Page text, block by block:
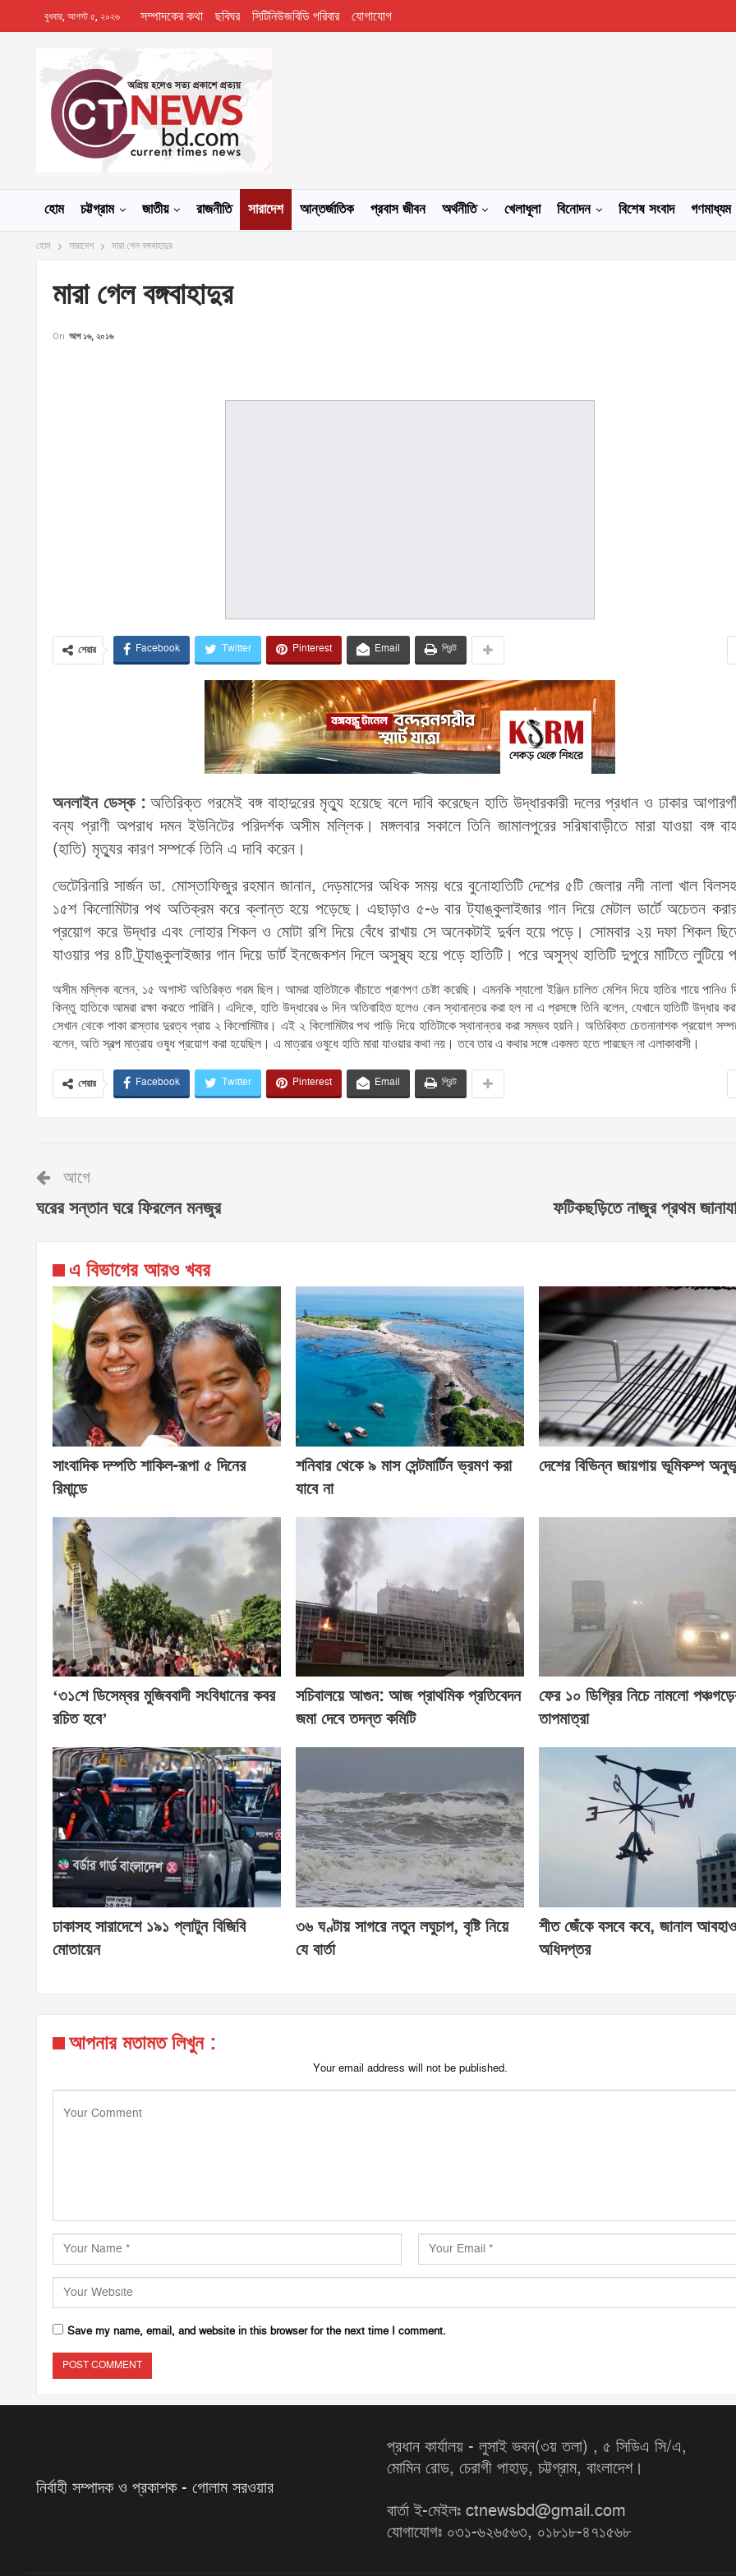
বুধবার, আগস্ট ৫, ২০২৬ সম্পাদকের কথা ছবিঘর সিটিনিউজবিডি পরিবার যোগাযোগ
হোম চট্টগ্রাম জাতীয় রাজনীতি সারাদেশ আন্তর্জাতিক প্রবাস জীবন অর্থনীতি খেলাধূলা বিনোদন বিশেষ সংবাদ গণমাধ্যম
হোম সারাদেশ মারা গেল বঙ্গবাহাদুর
মারা গেল বঙ্গবাহাদুর
On আগ ১৬, ২০১৬
শেয়ার Facebook Twitter Pinterest Email প্রিন্ট
অনলাইন ডেস্ক : অতিরিক্ত গরমেই বঙ্গ বাহাদুরের মৃত্যু হয়েছে বলে দাবি করেছেন হাতি উদ্ধারকারী দলের প্রধান ও ঢাকার
বন্য প্রাণী অপরাধ দমন ইউনিটের পরিদর্শক অসীম মল্লিক। মঙ্গলবার সকালে তিনি জামালপুরের সরিষাবাড়ীতে মারা যাওয়া বঙ্গ
(হাতি) মৃত্যুর কারণ সম্পর্কে তিনি এ দাবি করেন।
ভেটেরিনারি সার্জন ডা. মোস্তাফিজুর রহমান জানান, দেড়মাসের অধিক সময় ধরে বুনোহাতিটি দেশের ৫টি জেলার নদী নালা খাল
১৫শ কিলোমিটার পথ অতিক্রম করে ক্লান্ত হয়ে পড়েছে। এছাড়াও ৫-৬ বার ট্যাঙ্কুলাইজার গান দিয়ে মেটাল ডার্টে অচেতন
প্রয়োগ করে উদ্ধার এবং লোহার শিকল ও মোটা রশি দিয়ে বেঁধে রাখায় সে অনেকটাই দুর্বল হয়ে পড়ে। সোমবার ২য় দফা শিকল
যাওয়ার পর ৪টি ট্র্যাঙ্কুলাইজার গান দিয়ে ডার্ট ইনজেকশন দিলে অসুস্থ্য হয়ে পড়ে হাতিটি। পরে অসুস্থ হাতিটি দুপুরে মাটিতে লুটিয়ে
অসীম মল্লিক বলেন, ১৫ অগাস্ট অতিরিক্ত গরম ছিল। আমরা হাতিটাকে বাঁচাতে প্রাণপণ চেষ্টা করেছি। এমনকি শ্যালো ইঞ্জিন চালিত মেশিন দিয়ে হাতির গায়ে পানিও
কিন্তু হাতিকে আমরা রক্ষা করতে পারিনি। এদিকে, হাতি উদ্ধারের ৬ দিন অতিবাহিত হলেও কেন স্থানান্তর করা হল না এ প্রসঙ্গে তিনি বলেন, যেখানে হাতিটি উদ্ধার
সেখান থেকে পাকা রাস্তার দুরত্ব প্রায় ২ কিলোমিটার। এই ২ কিলোমিটার পথ পাড়ি দিয়ে হাতিটাকে স্থানান্তর করা সম্ভব হয়নি। অতিরিক্ত চেতনানাশক প্রয়োগ
বলেন, অতি স্বল্প মাত্রায় ওষুধ প্রয়োগ করা হয়েছিল। এ মাত্রার ওষুধে হাতি মারা যাওয়ার কথা নয়। তবে তার এ কথার সঙ্গে একমত হতে পারছেন না এলাকাবাসী।
শেয়ার Facebook Twitter Pinterest Email প্রিন্ট
আগে
ঘরের সন্তান ঘরে ফিরলেন মনজুর ফটিকছড়িতে নাজুর প্রথম
এ বিভাগের আরও খবর
সাংবাদিক দম্পতি শাকিল-রূপা ৫ দিনের
রিমান্ডে
শনিবার থেকে ৯ মাস সেন্টমার্টিন ভ্রমণ করা
যাবে না
দেশের বিভিন্ন জায়গায় ভূমিকম্প
‘৩১শে ডিসেম্বর মুজিববাদী সংবিধানের কবর
রচিত হবে’
সচিবালয়ে আগুন: আজ প্রাথমিক প্রতিবেদন
জমা দেবে তদন্ত কমিটি
ফের ১০ ডিগ্রির নিচে নামলো
তাপমাত্রা
ঢাকাসহ সারাদেশে ১৯১ প্লাটুন বিজিবি
মোতায়েন
৩৬ ঘণ্টায় সাগরে নতুন লঘুচাপ, বৃষ্টি নিয়ে
যে বার্তা
শীত জেঁকে বসবে কবে, জানাল
অধিদপ্তর
আপনার মতামত লিখুন :
Your email address will not be published.
Save my name, email, and website in this browser for the next time I comment.
নির্বাহী সম্পাদক ও প্রকাশক - গোলাম সরওয়ার
প্রধান কার্যালয় - লুসাই ভবন(৩য় তলা) , ৫ সিডিএ সি/এ,
মোমিন রোড, চেরাগী পাহাড়, চট্টগ্রাম, বাংলাদেশ।
বার্তা ই-মেইলঃ ctnewsbd@gmail.com
যোগাযোগঃ ০৩১-৬২৬৫৬৩, ০১৮১৮-৪৭১৫৬৮